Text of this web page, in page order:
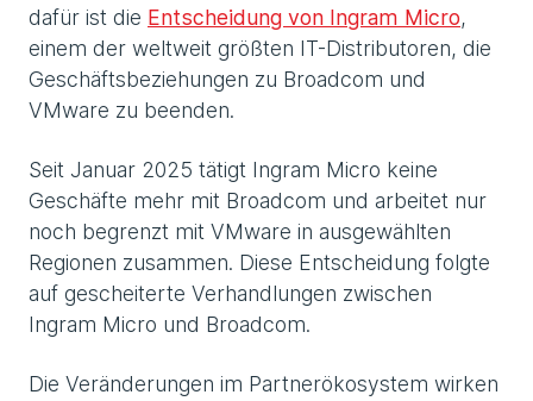
dafür ist die Entscheidung von Ingram Micro,
einem der weltweit größten IT-Distributoren, die
Geschäftsbeziehungen zu Broadcom und
VMware zu beenden.
Seit Januar 2025 tätigt Ingram Micro keine
Geschäfte mehr mit Broadcom und arbeitet nur
noch begrenzt mit VMware in ausgewählten
Regionen zusammen. Diese Entscheidung folgte
auf gescheiterte Verhandlungen zwischen
Ingram Micro und Broadcom.
Die Veränderungen im Partnerökosystem wirken